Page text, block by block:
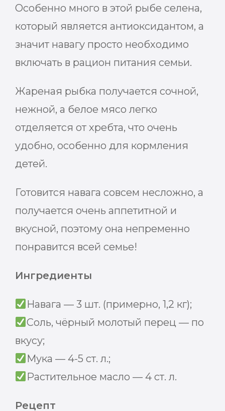
Особенно много в этой рыбе селена,
который является антиоксидантом, а
значит навагу просто необходимо
включать в рацион питания семьи.
Жареная рыбка получается сочной,
нежной, а белое мясо легко
отделяется от хребта, что очень
удобно, особенно для кормления
детей.
Готовится навага совсем несложно, а
получается очень аппетитной и
вкусной, поэтому она непременно
понравится всей семье!
Ингредиенты
Навага — 3 шт. (примерно, 1,2 кг);
Соль, чёрный молотый перец — по
вкусу;
Мука — 4-5 ст. л.;
Растительное масло — 4 ст. л.
Рецепт